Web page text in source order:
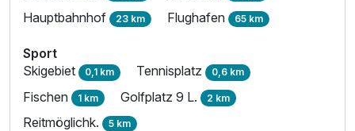
Hauptbahnhof 23 km Flughafen 65 km
Sport
Skigebiet 0,1 km Tennisplatz 0,6 km
Fischen 1 km Golfplatz 9 L. 2 km
Reitmöglichk. 5 km